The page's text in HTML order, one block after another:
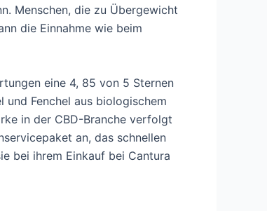
Menschen, die zu Übergewicht
die Einnahme wie beim
eine 4, 85 von 5 Sternen
und Fenchel aus biologischem
in der CBD-Branche verfolgt
an, das schnellen
bei ihrem Einkauf bei Cantura